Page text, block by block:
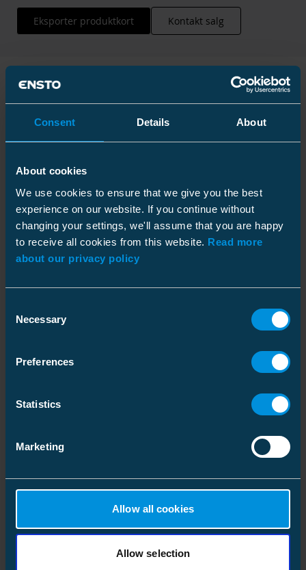
Consent Details About
About cookies
We use cookies to ensure that we give you the best
experience on our website. If you continue without
changing your settings, we'll assume that you are happy
to receive all cookies from this website. Read more
about our privacy policy
Selection
Necessary
Preferences
Statistics
Marketing
Allow all cookies
Allow selection
Eksporter produktkort Kontakt salg
Teknisk informasjon
Tekniske spesifikasjoner
Lengde
Forpakning
Kartong
Vekt
Lignende produkter
Press skjøtehylse